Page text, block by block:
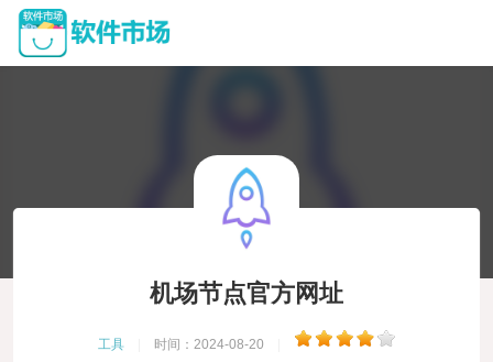
机场节点官方网址
工具 时间：2024-08-20